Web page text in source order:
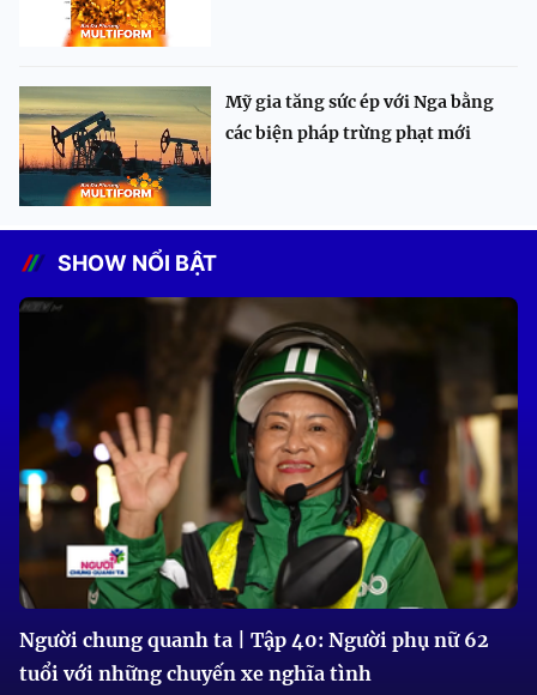
Mỹ gia tăng sức ép với Nga bằng
các biện pháp trừng phạt mới
SHOW NỔI BẬT
Người chung quanh ta | Tập 40: Người phụ nữ 62
tuổi với những chuyến xe nghĩa tình